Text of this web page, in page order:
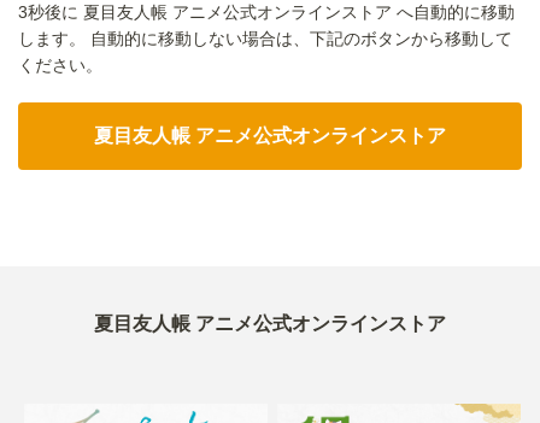
2秒後に 夏目友人帳 アニメ公式オンラインストア へ自動的に移動
します。
自動的に移動しない場合は、下記のボタンから移動して
ください。
夏目友人帳 アニメ公式オンラインストア
夏目友人帳 アニメ公式オンラインストア